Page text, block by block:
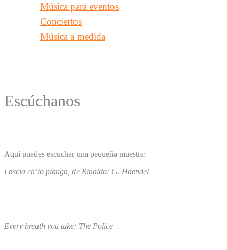
Música para eventos
Conciertos
Música a medida
Escúchanos
Aquí puedes escuchar una pequeña muestra:
Lascia ch’io pianga, de Rinaldo: G. Haendel
Every breath you take: The Police